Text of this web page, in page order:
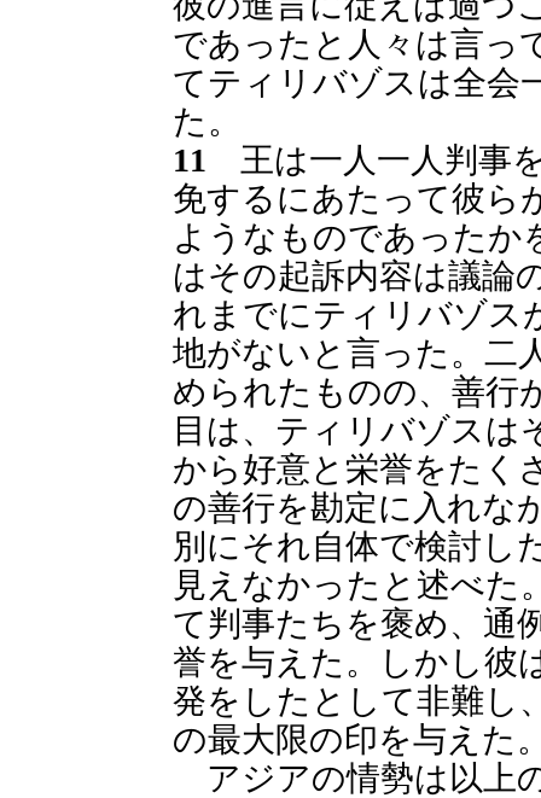
であったと人々は言っ
てティリバゾスは全会
た。
11 王は一人一人判事
免するにあたって彼ら
ようなものであったか
はその起訴内容は議論
れまでにティリバゾス
地がないと言った。二
められたものの、善行
目は、ティリバゾスは
から好意と栄誉をたく
の善行を勘定に入れな
別にそれ自体で検討し
見えなかったと述べた
て判事たちを褒め、通
誉を与えた。しかし彼
発をしたとして非難し
の最大限の印を与えた
アジアの情勢は以上